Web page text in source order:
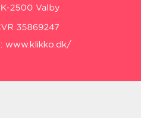
www.klikko.dk/